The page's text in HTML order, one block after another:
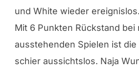
und White wieder ereignislos.
Mit 6 Punkten Rückstand bei
ausstehenden Spielen ist die
schier aussichtslos. Naja